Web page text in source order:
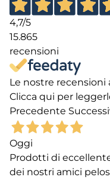
4,7/5
15.865
recensioni
Le nostre recensioni
Clicca qui per
Precedente
Oggi
Prodotti di
dei nostri amici